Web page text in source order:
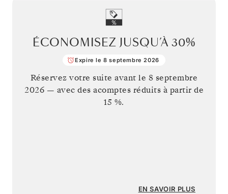
ÉCONOMISEZ JUSQU’À 30%
Expire le 8 septembre 2026
Réservez votre suite avant le 8 septembre
2026 — avec des acomptes réduits à partir de
15 %.
EN SAVOIR PLUS